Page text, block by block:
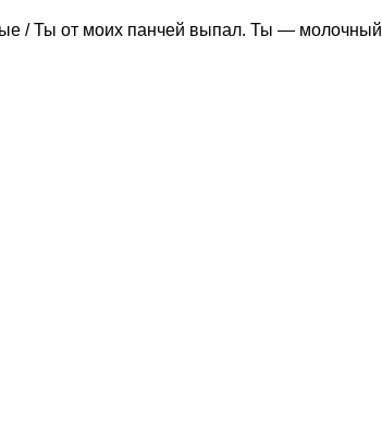
/ Ты от моих панчей выпал. Ты —